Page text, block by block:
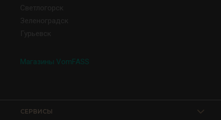
Светлогорск
Зеленоградск
Гурьевск
Магазины VomFASS
СЕРВИСЫ